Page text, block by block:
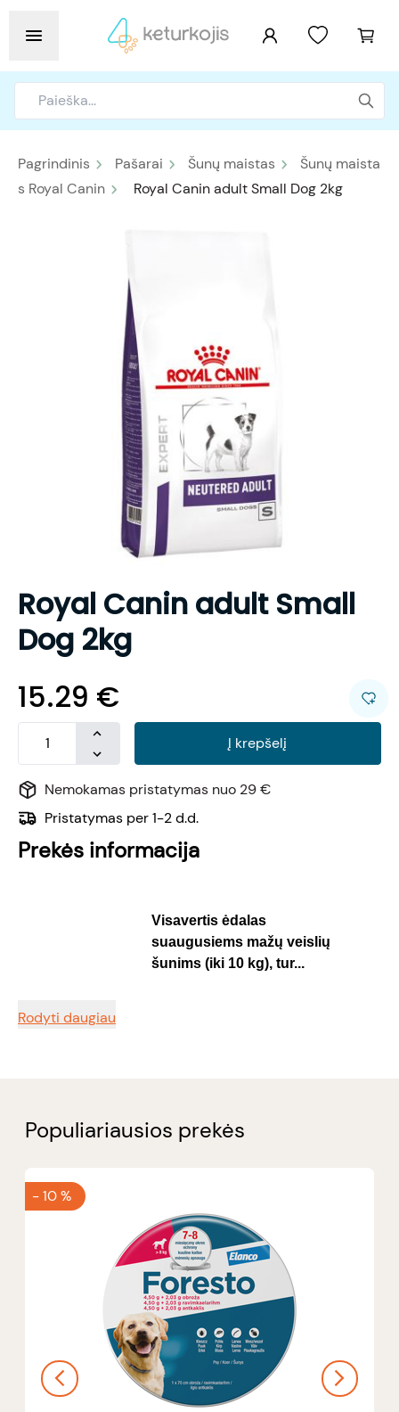
Pagrindinis Pašarai Šunų maistas
Šunų maista
s Royal Canin
Royal Canin adult Small Dog 2kg
Royal Canin adult Small
Dog 2kg
15.29 €
Į krepšelį
Nemokamas pristatymas nuo 29 €
Pristatymas per 1-2 d.d.
Prekės informacija
Visavertis ėdalas
suaugusiems mažų veislių
šunims (iki 10 kg), tur...
Rodyti daugiau
Populiariausios prekės
-10 %